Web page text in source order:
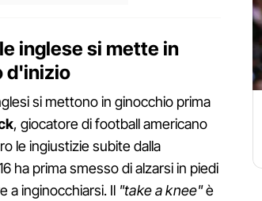
inglese si mette in
d'inizio
si mettono in ginocchio prima
, giocatore di football americano
le ingiustizie subite dalla
ha prima smesso di alzarsi in piedi
a inginocchiarsi. Il "take a knee"è